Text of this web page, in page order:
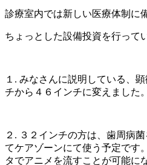
診療室内では新しい医療体制に
ちょっとした設備投資を行って
１. みなさんに説明している、
チから４６インチに変えました。
２. ３２インチの方は、歯周病
てケアゾーンにて使う予定です
タでアニメを流すことが可能に